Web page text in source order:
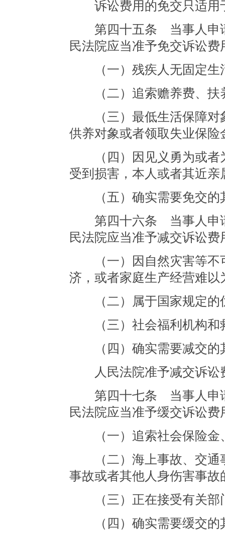
诉讼费用的免交只适用
第四十五条 当事人申请
民法院应当准予免交诉讼费
（一）残疾人无固定生
（二）追索赡养费、扶
（三）最低生活保障对
供养对象或者领取失业保
（四）因见义勇为或者
受到损害，本人或者其近
（五）确实需要免交的
第四十六条 当事人申请
民法院应当准予减交诉讼费
（一）因自然灾害等不
济，或者家庭生产经营难以
（二）属于国家规定的
（三）社会福利机构和
（四）确实需要减交的
人民法院准予减交诉讼
第四十七条 当事人申请
民法院应当准予缓交诉讼费
（一）追索社会保险金
（二）海上事故、交通
事故或者其他人身伤害事
（三）正在接受有关部
（四）确实需要缓交的